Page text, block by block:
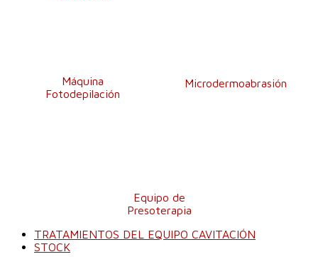
Máquina
Fotodepilación
Microdermoabrasión
Equipo de
Presoterapia
TRATAMIENTOS DEL EQUIPO CAVITACIÓN
STOCK